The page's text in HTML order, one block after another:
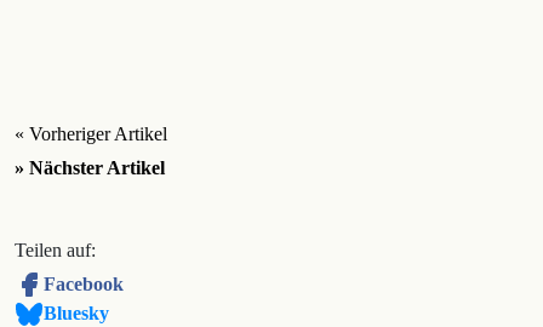
« Vorheriger Artikel
» Nächster Artikel
Teilen auf:
Facebook
Bluesky